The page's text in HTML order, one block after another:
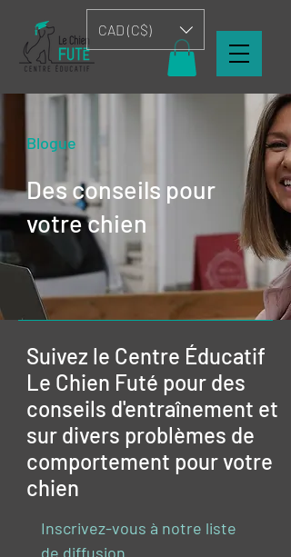
CAD (C$)
Blogue
Des conseils pour
votre chien
Suivez le Centre Éducatif
Le Chien Futé pour des
conseils d'entraînement et
sur divers problèmes de
comportement pour votre
chien
Inscrivez-vous à notre liste
de diffusion